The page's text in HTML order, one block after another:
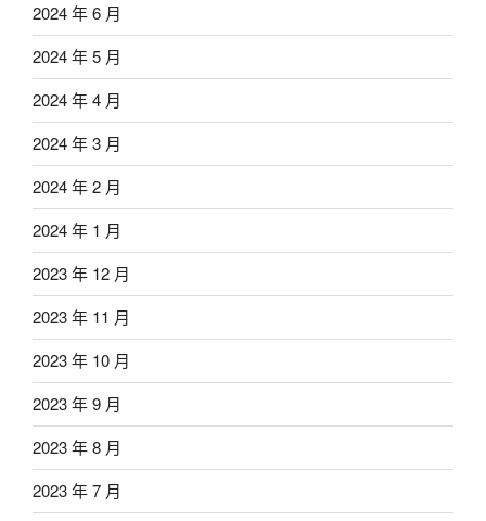
2024 年 6 月
2024 年 5 月
2024 年 4 月
2024 年 3 月
2024 年 2 月
2024 年 1 月
2023 年 12 月
2023 年 11 月
2023 年 10 月
2023 年 9 月
2023 年 8 月
2023 年 7 月